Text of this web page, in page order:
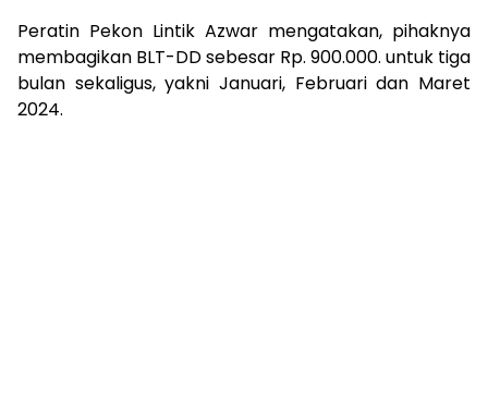
Peratin Pekon Lintik Azwar mengatakan, pihaknya
membagikan BLT-DD sebesar Rp. 900.000. untuk tiga
bulan sekaligus, yakni Januari, Februari dan Maret
2024.